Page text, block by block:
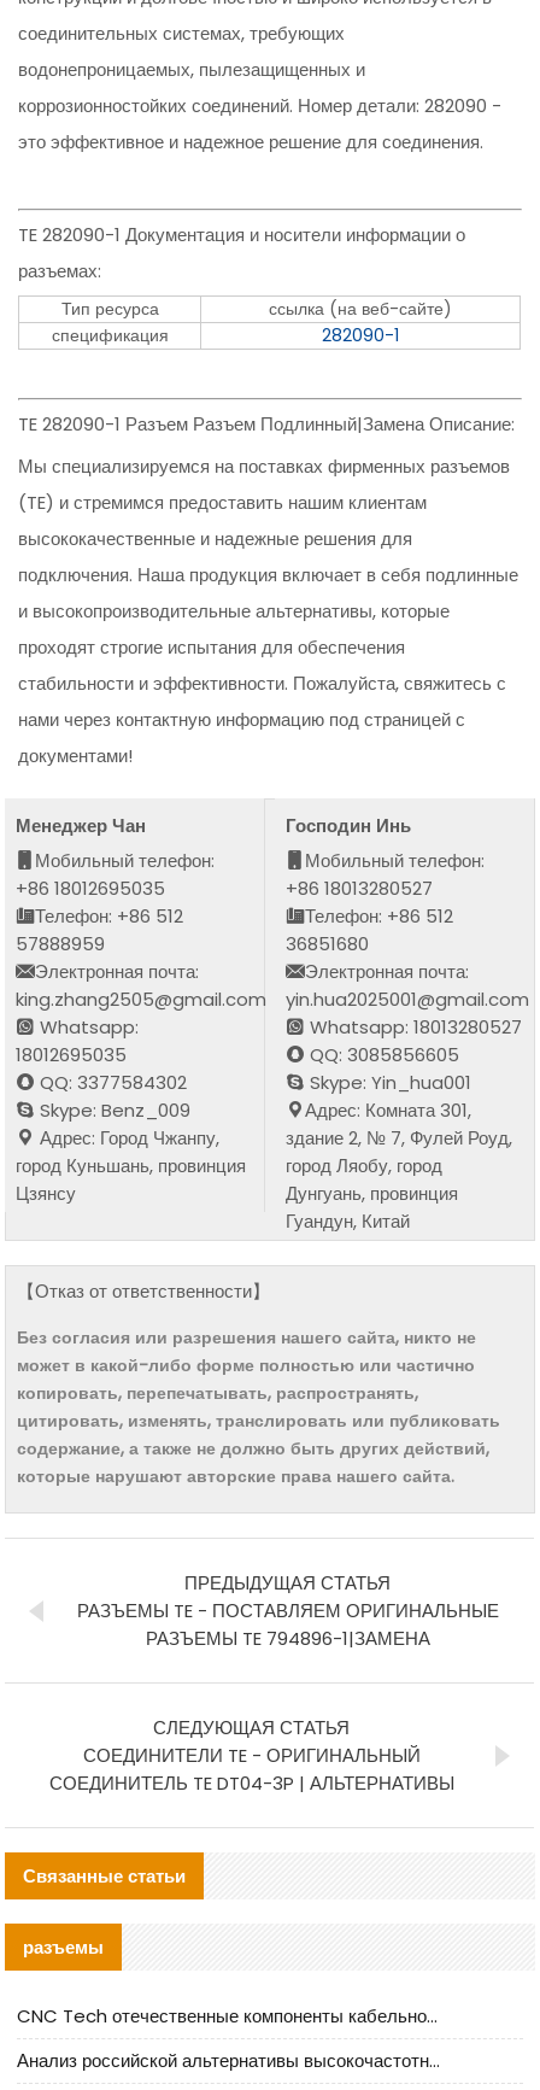
соединительных системах, требующих
водонепроницаемых, пылезащищенных и
коррозионностойких соединений. Номер детали: 282090 -
это эффективное и надежное решение для соединения.
TE 282090-1 Документация и носители информации о
разъемах:
Тип ресурса
ссылка (на веб-сайте)
спецификация
282090-1
TE 282090-1 Разъем Разъем Подлинный|Замена Описание:
Мы специализируемся на поставках фирменных разъемов
(TE) и стремимся предоставить нашим клиентам
высококачественные и надежные решения для
подключения. Наша продукция включает в себя подлинные
и высокопроизводительные альтернативы, которые
проходят строгие испытания для обеспечения
стабильности и эффективности. Пожалуйста, свяжитесь с
нами через контактную информацию под страницей с
документами!
Менеджер Чан
Мобильный телефон:
+86 18012695035
Телефон: +86 512
57888959
Электронная почта:
king.zhang2505@gmail.com
Whatsapp:
18012695035
QQ: 3377584302
Skype: Benz_009
Адрес: Город Чжанпу,
город Куньшань, провинция
Цзянсу
Господин Инь
Мобильный телефон:
+86 18013280527
Телефон: +86 512
36851680
Электронная почта:
yin.hua2025001@gmail.com
Whatsapp: 18013280527
QQ: 3085856605
Skype: Yin_hua001
Адрес: Комната 301,
здание 2, № 7, Фулей Роуд,
город Ляобу, город
Дунгуань, провинция
Гуандун, Китай
【Отказ от ответственности】
Без согласия или разрешения нашего сайта, никто не
может в какой-либо форме полностью или частично
копировать, перепечатывать, распространять,
цитировать, изменять, транслировать или публиковать
содержание, а также не должно быть других действий,
которые нарушают авторские права нашего сайта.
ПРЕДЫДУЩАЯ СТАТЬЯ
РАЗЪЕМЫ TE - ПОСТАВЛЯЕМ ОРИГИНАЛЬНЫЕ
РАЗЪЕМЫ TE 794896-1|ЗАМЕНА
СЛЕДУЮЩАЯ СТАТЬЯ
СОЕДИНИТЕЛИ TE - ОРИГИНАЛЬНЫЙ
СОЕДИНИТЕЛЬ TE DT04-3P | АЛЬТЕРНАТИВЫ
Связанные статьи
разъемы
CNC Tech отечественные компоненты кабельной арматуры оценка и руководство по производственному внедрению
Анализ российской альтернативы высокочастотных кабельных колодцев I-PEX